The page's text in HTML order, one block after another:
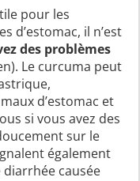
pour les
d’estomac, il n’est
des problèmes
Le curcuma peut
d’estomac et
si vous avez des
sur le
également
diarrhée causée